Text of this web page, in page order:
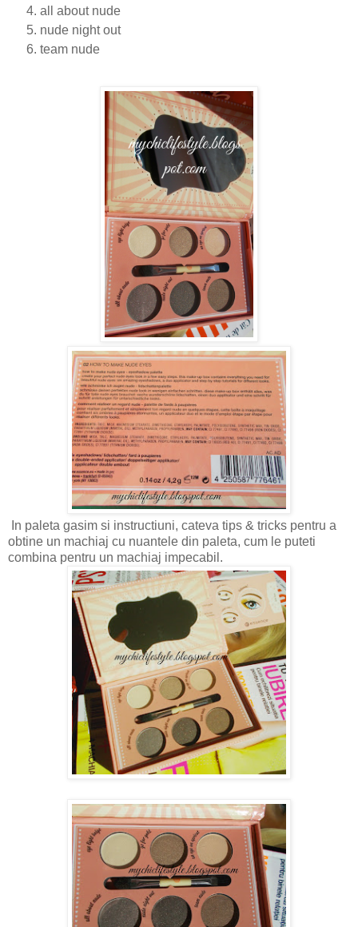
all about nude
nude night out
team nude
In paleta gasim si instructiuni, cateva tips & tricks pentru a
obtine un machiaj cu nuantele din paleta, cum le puteti
combina pentru un machiaj impecabil.